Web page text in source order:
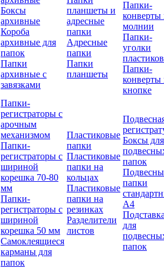
Боксы
архивные
Короба
архивные для
папок
Папки
архивные с
завязками
планшеты и
адресные
папки
Адресные
папки
Папки
планшеты
Папки-
конверты
молнии
Папки-
уголки
Папки-
конверты
кнопке
Папки-
регистраторы с
арочным
механизмом
Папки-
регистраторы с
шириной
корешка 70-80
мм
Папки-
регистраторы с
шириной
корешка 50 мм
Самоклеящиеся
карманы для
папок
Пластиковые
папки
Пластиковые
папки на
кольцах
Пластиковые
папки на
резинках
Разделители
листов
Боксы для
папок
папки
А4
для
папок